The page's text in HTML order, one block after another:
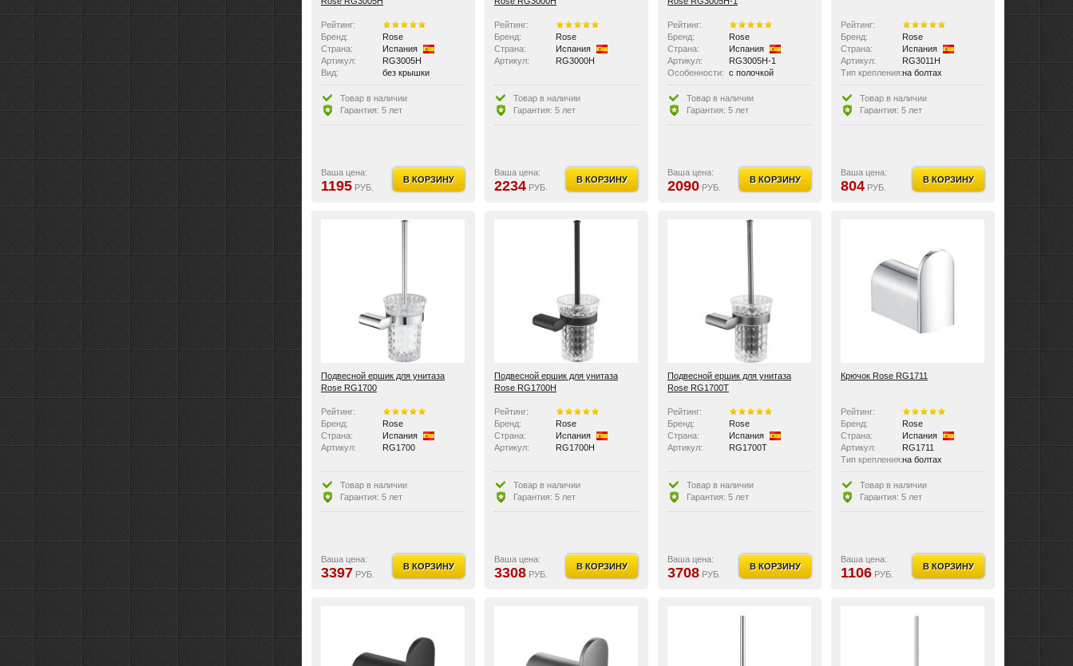
Рейтинг:
Бренд:
Rose
Страна:
Испания
Артикул:
RG3005H
Вид:
без крышки
Товар в наличии
Гарантия: 5 лет
Ваша цена:
1195 РУБ.
В КОРЗИНУ
Рейтинг:
Бренд:
Rose
Страна:
Испания
Артикул:
RG3000H
Товар в наличии
Гарантия: 5 лет
Ваша цена:
2234 РУБ.
В КОРЗИНУ
Рейтинг:
Бренд:
Rose
Страна:
Испания
Артикул:
RG3005H-1
Особенности: с полочкой
Товар в наличии
Гарантия: 5 лет
Ваша цена:
2090 РУБ.
В КОРЗИНУ
Рейтинг:
Бренд:
Rose
Страна:
Испания
Артикул:
RG3011H
Тип крепления:на болтах
Материал изделия:латунь
Товар в наличии
Гарантия: 5 лет
Ваша цена:
804 РУБ.
В КОРЗИНУ
Подвесной ершик для унитаза
Rose RG1700
Рейтинг:
Бренд:
Rose
Страна:
Испания
Артикул:
RG1700
Товар в наличии
Гарантия: 5 лет
Ваша цена:
3397 РУБ.
В КОРЗИНУ
Подвесной ершик для унитаза
Rose RG1700H
Рейтинг:
Бренд:
Rose
Страна:
Испания
Артикул:
RG1700H
Товар в наличии
Гарантия: 5 лет
Ваша цена:
3308 РУБ.
В КОРЗИНУ
Подвесной ершик для унитаза
Rose RG1700T
Рейтинг:
Бренд:
Rose
Страна:
Испания
Артикул:
RG1700T
Товар в наличии
Гарантия: 5 лет
Ваша цена:
3708 РУБ.
В КОРЗИНУ
Крючок Rose RG1711
Рейтинг:
Бренд:
Rose
Страна:
Испания
Артикул:
RG1711
Тип крепления:на болтах
Материал изделия:латунь
Товар в наличии
Гарантия: 5 лет
Ваша цена:
1106 РУБ.
В КОРЗИНУ